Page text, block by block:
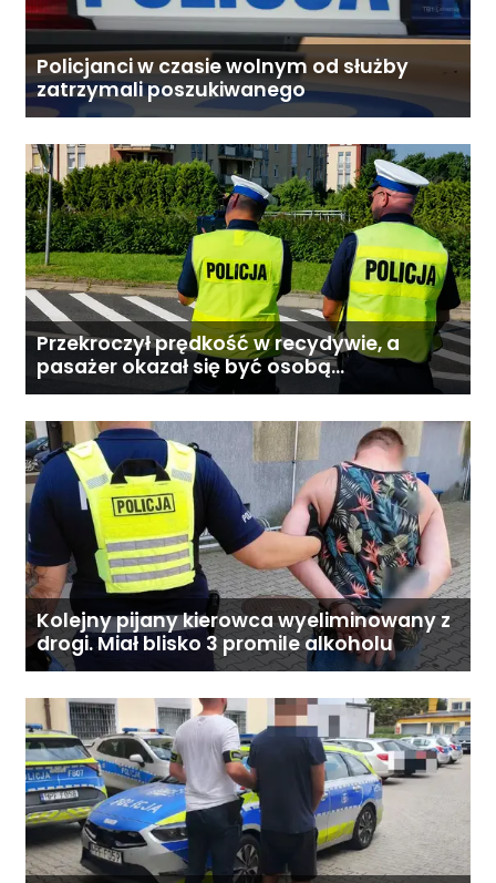
Policjanci w czasie wolnym od służby
zatrzymali poszukiwanego
Przekroczył prędkość w recydywie, a
pasażer okazał się być osobą
poszukiwaną
Kolejny pijany kierowca wyeliminowany z
drogi. Miał blisko 3 promile alkoholu